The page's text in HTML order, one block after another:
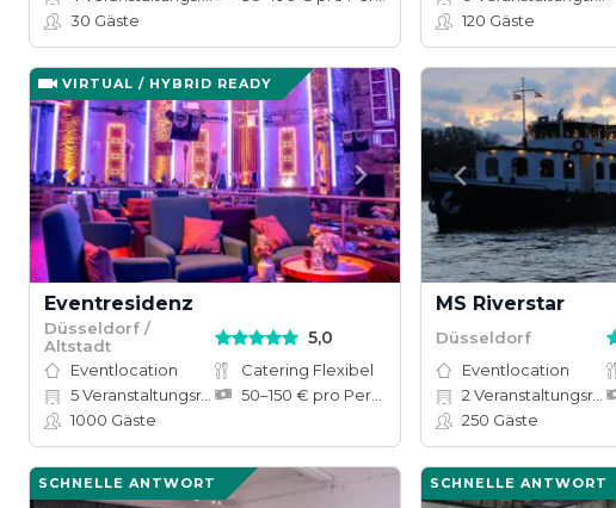
30 Gäste
120 Gäste
VIRTUAL / HYBRID READY
Eventresidenz
Düsseldorf /
Altstadt
5,0
Eventlocation
Catering Flexibel
5Veranstaltungsräume
1000 Gäste
MS Riverstar
Düsseldorf
Eventlocation
2 Veranstaltungsräume
250 Gäste
SCHNELLE ANTWORT SCHNELLE ANTWORT